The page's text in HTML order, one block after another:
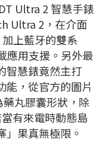
Ultra 2 智慧手錶
Ultra 2，在介面
上藍牙的雙系
應用支援。另外最
智慧錶竟然主打
能，從官方的圖片
丸膠囊形狀，除
有來電時動態島
果真無極限。